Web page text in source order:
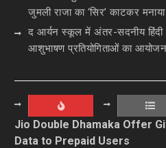
जुमली राजा का ‘सिर’ काटकर मनाया
द आर्यन स्कूल में अंतर-सदनीय हिंदी
आशुभाषण प्रतियोगिताओं का आयोजन
Jio Double Dhamaka Offer
Data to Prepaid Users